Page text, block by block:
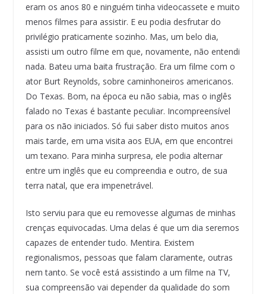
eram os anos 80 e ninguém tinha videocassete e muito
menos filmes para assistir. E eu podia desfrutar do
privilégio praticamente sozinho. Mas, um belo dia,
assisti um outro filme em que, novamente, não entendi
nada. Bateu uma baita frustração. Era um filme com o
ator Burt Reynolds, sobre caminhoneiros americanos.
Do Texas. Bom, na época eu não sabia, mas o inglês
falado no Texas é bastante peculiar. Incompreensível
para os não iniciados. Só fui saber disto muitos anos
mais tarde, em uma visita aos EUA, em que encontrei
um texano. Para minha surpresa, ele podia alternar
entre um inglês que eu compreendia e outro, de sua
terra natal, que era impenetrável.
Isto serviu para que eu removesse algumas de minhas
crenças equivocadas. Uma delas é que um dia seremos
capazes de entender tudo. Mentira. Existem
regionalismos, pessoas que falam claramente, outras
nem tanto. Se você está assistindo a um filme na TV,
sua compreensão vai depender da qualidade do som